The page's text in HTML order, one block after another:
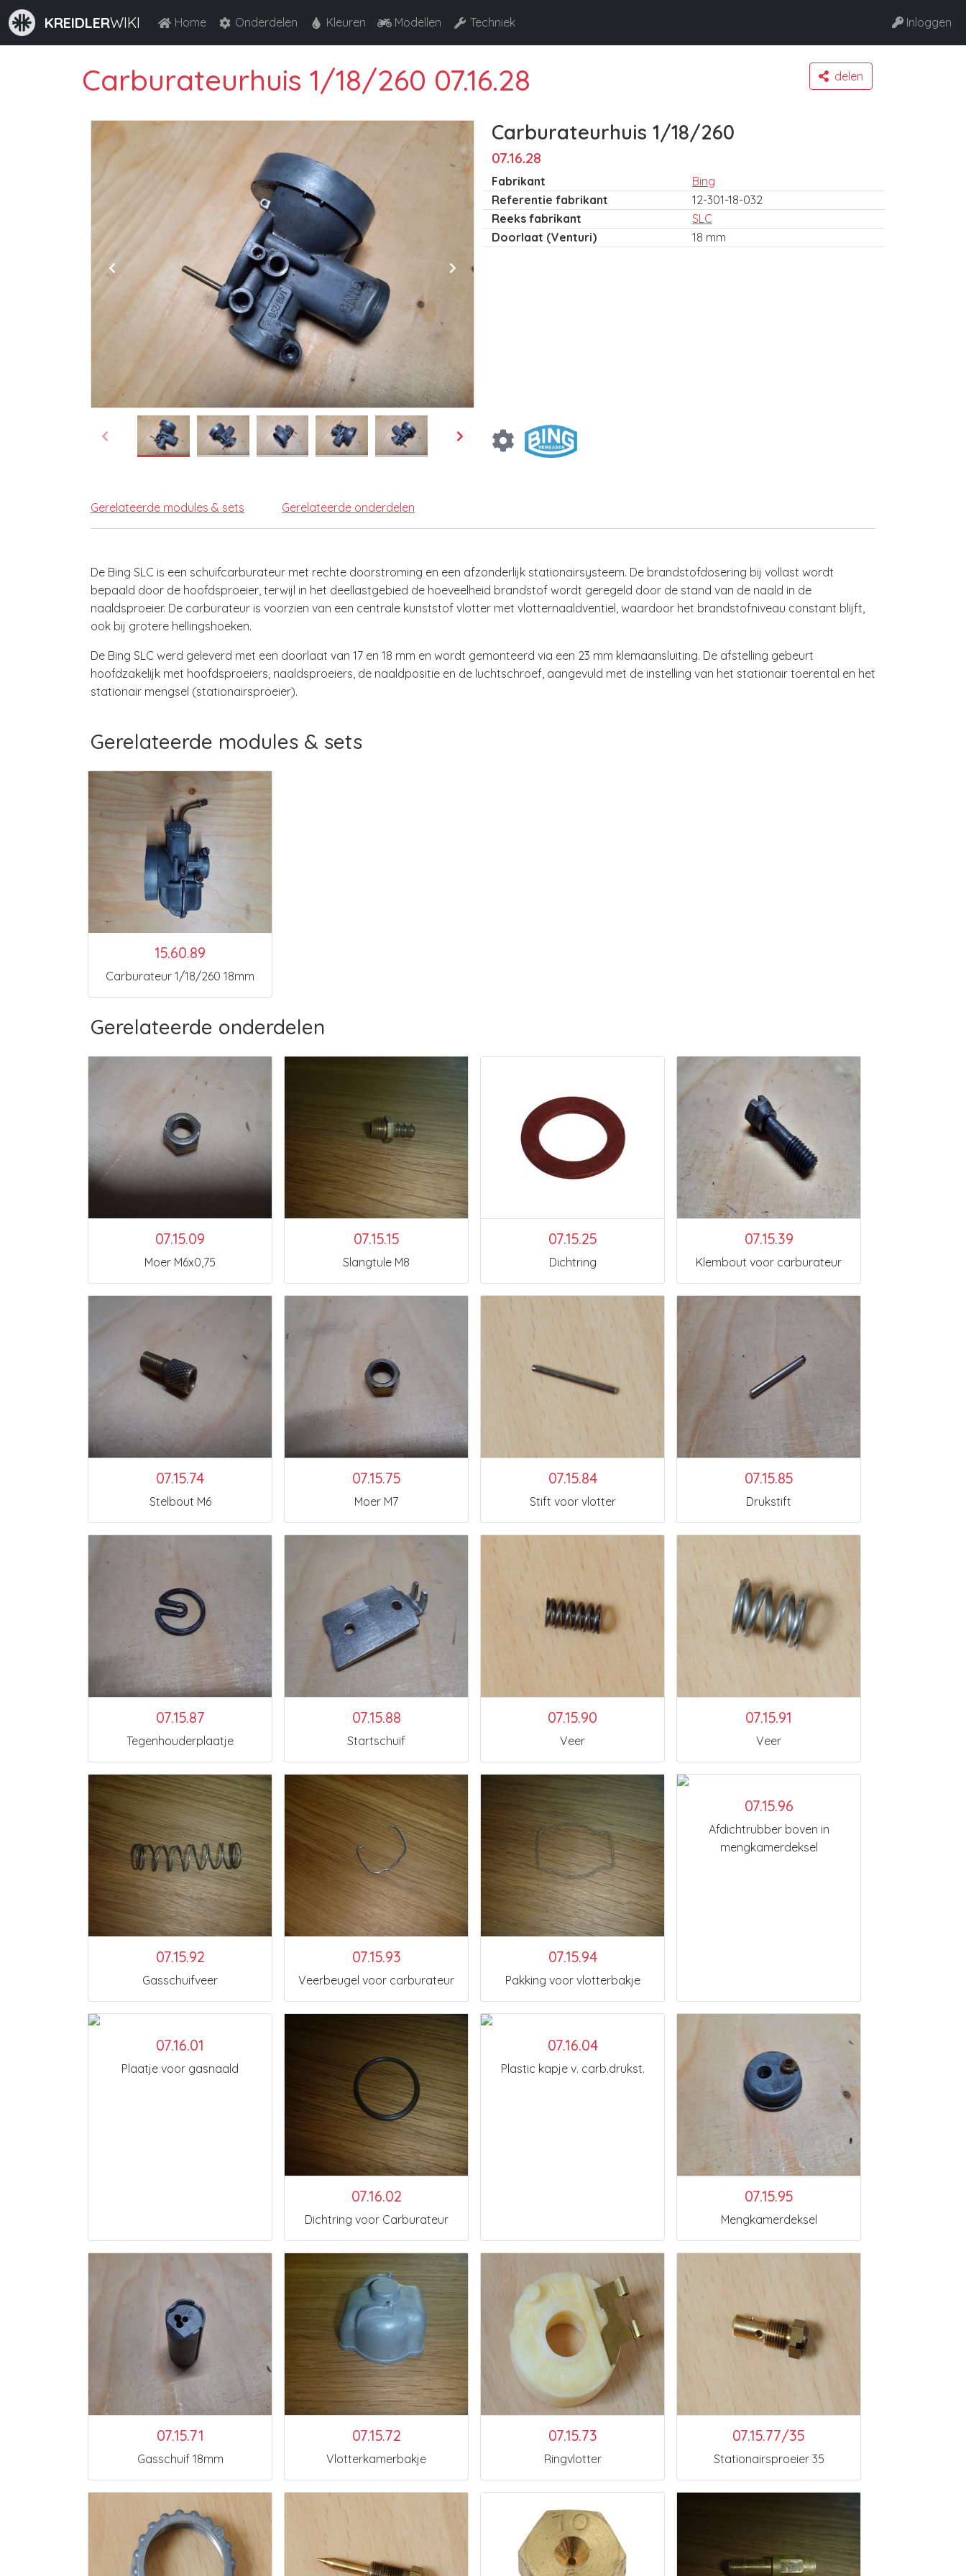
KREIDLERWIKI Home Onderdelen Kleuren Modellen Techniek Inloggen
Carburateurhuis 1/18/260 07.16.28 delen
Carburateurhuis 1/18/260
07.16.28
Fabrikant
Bing
Referentie fabrikant
12-301-18-032
Reeks fabrikant
SLC
Doorlaat (Venturi)
18 mm
Gerelateerde modules & sets Gerelateerde onderdelen
De Bing SLC is een schuifcarburateur met rechte doorstroming en een afzonderlijk stationairsysteem. De brandstofdosering bij vollast wordt
bepaald door de hoofdsproeier, terwijl in het deellastgebied de hoeveelheid brandstof wordt geregeld door de stand van de naald in de
naaldsproeier. De carburateur is voorzien van een centrale kunststof vlotter met vlotternaaldventiel, waardoor het brandstofniveau constant blijft,
ook bij grotere hellingshoeken.
De Bing SLC werd geleverd met een doorlaat van 17 en 18 mm en wordt gemonteerd via een 23 mm klemaansluiting. De afstelling gebeurt
hoofdzakelijk met hoofdsproeiers, naaldsproeiers, de naaldpositie en de luchtschroef, aangevuld met de instelling van het stationair toerental en het
stationair mengsel (stationairsproeier).
Gerelateerde modules & sets
15.60.89
Carburateur 1/18/260 18mm
Gerelateerde onderdelen
07.15.09
Moer M6x0,75
07.15.15
Slangtule M8
07.15.25
Dichtring
07.15.39
Klembout voor carburateur
07.15.74
Stelbout M6
07.15.75
Moer M7
07.15.84
Stift voor vlotter
07.15.85
Drukstift
07.15.87
Tegenhouderplaatje
07.15.88
Startschuif
07.15.90
Veer
07.15.91
Veer
07.15.92
Gasschuifveer
07.15.93
Veerbeugel voor carburateur
07.15.94
Pakking voor vlotterbakje
07.15.96
Afdichtrubber boven in
mengkamerdeksel
07.16.01
Plaatje voor gasnaald
07.16.02
Dichtring voor Carburateur
07.16.04
Plastic kapje v. carb.drukst.
07.15.95
Mengkamerdeksel
07.15.71
Gasschuif 18mm
07.15.72
Vlotterkamerbakje
07.15.73
Ringvlotter
07.15.77/35
Stationairsproeier 35